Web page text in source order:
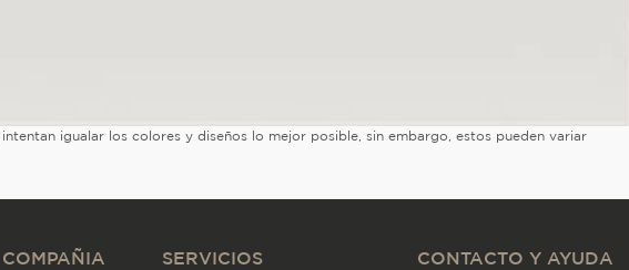
igualar los colores y diseños lo mejor posible, sin embargo, estos pueden variar
SERVICIOS
CONTACTO Y AYUDA